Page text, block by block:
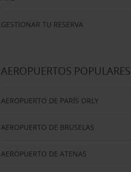
GESTIONAR TU RESERVA
AEROPUERTOS POPULARES
AEROPUERTO DE PARÍS ORLY
AEROPUERTO DE BRUSELAS
AEROPUERTO DE ATENAS